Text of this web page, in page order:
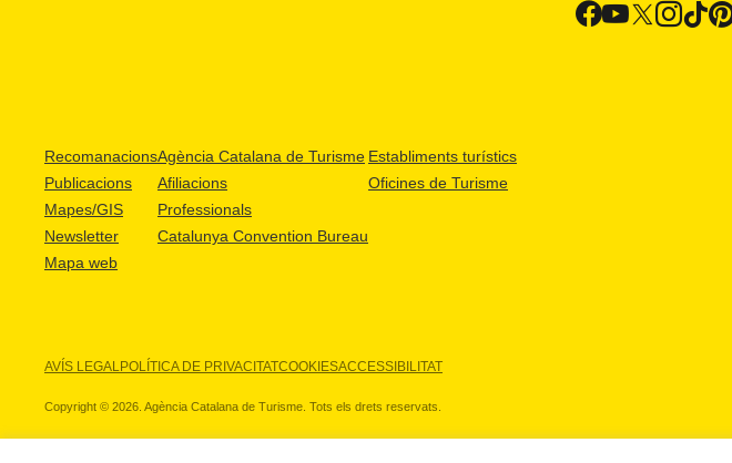
Recomanacions
Publicacions
Mapes/GIS
Newsletter
Mapa web
Agència Catalana de Turisme
Afiliacions
Professionals
Catalunya Convention Bureau
Establiments turístics
Oficines de Turisme
AVÍS LEGALPOLÍTICA DE PRIVACITATCOOKIESACCESSIBILITAT
Copyright © 2026. Agència Catalana de Turisme. Tots els drets reservats.